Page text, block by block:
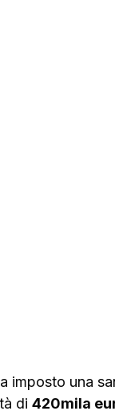
imposto una
di 420mila